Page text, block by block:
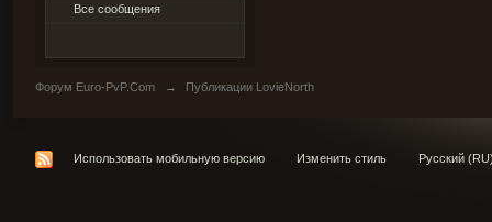
Все сообщения
Форум Euro-PvP.Com → Публикации LovieNorth
Использовать мобильную версию Изменить стиль Русский